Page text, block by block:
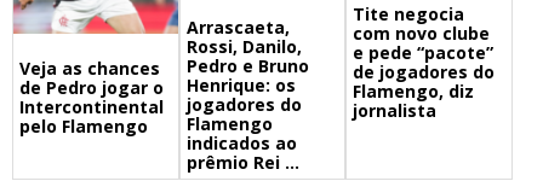
Veja as chances
de Pedro jogar o
Intercontinental
pelo Flamengo
Arrascaeta,
Rossi, Danilo,
Pedro e Bruno
Henrique: os
jogadores do
Flamengo
indicados ao
prêmio Rei ...
Tite negocia
com novo clube
e pede “pacote”
de jogadores do
Flamengo, diz
jornalista